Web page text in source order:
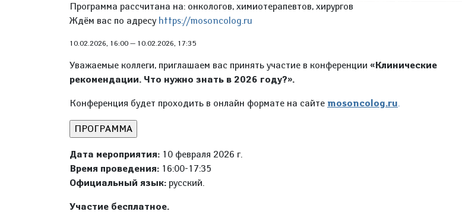
Программа рассчитана на: онкологов, химиотерапевтов, хирургов
Ждём вас по адресу https://mosoncolog.ru
10.02.2026, 16:00 — 10.02.2026, 17:35
Уважаемые коллеги, приглашаем вас принять участие в конференции «Клинические
рекомендации. Что нужно знать в 2026 году?».
Конференция будет проходить в онлайн формате на сайте mosoncolog.ru.
Дата мероприятия: 10 февраля 2026 г.
Время проведения: 16:00-17:35
Официальный язык: русский.
Участие бесплатное.